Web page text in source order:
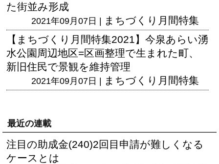
た街並み形成
2021年09月07日 | まちづくり月間特集
【まちづくり月間特集2021】今泉あらい湧
水公園周辺地区=区画整理で生まれた町、
新旧住民で景観を維持管理
2021年09月07日 | まちづくり月間特集
最近の連載
注目の助成金(240)2回目申請が難しくなる
ケースとは